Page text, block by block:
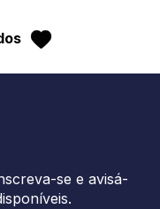
se e avisá-